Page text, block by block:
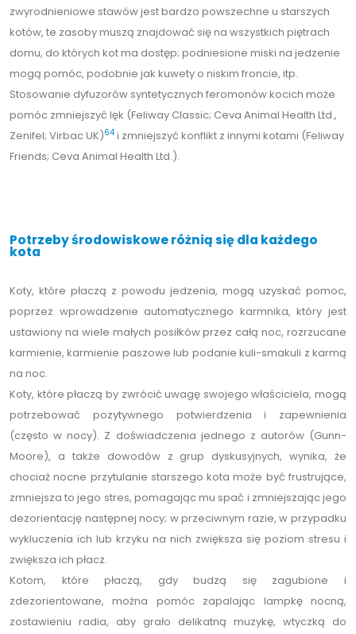
zwyrodnieniowe stawów jest bardzo powszechne u starszych
kotów, te zasoby muszą znajdować się na wszystkich piętrach
domu, do których kot ma dostęp; podniesione miski na jedzenie
mogą pomóc, podobnie jak kuwety o niskim froncie, itp.
Stosowanie dyfuzorów syntetycznych feromonów kocich może
pomóc zmniejszyć lęk (Feliway Classic; Ceva Animal Health Ltd.,
Zenifel; Virbac UK)64 i zmniejszyć konflikt z innymi kotami (Feliway
Friends; Ceva Animal Health Ltd.).
Potrzeby środowiskowe różnią się dla każdego
kota
Koty, które płaczą z powodu jedzenia, mogą uzyskać pomoc,
poprzez wprowadzenie automatycznego karmnika, który jest
ustawiony na wiele małych posiłków przez całą noc, rozrzucane
karmienie, karmienie paszowe lub podanie kuli-smakuli z karmą
na noc.
Koty, które płaczą by zwrócić uwagę swojego właściciela, mogą
potrzebować pozytywnego potwierdzenia i zapewnienia
(często w nocy). Z doświadczenia jednego z autorów (Gunn-
Moore), a także dowodów z grup dyskusyjnych, wynika, że
chociaż nocne przytulanie starszego kota może być frustrujące,
zmniejsza to jego stres, pomagając mu spać i zmniejszając jego
dezorientację następnej nocy; w przeciwnym razie, w przypadku
wykluczenia ich lub krzyku na nich zwiększa się poziom stresu i
zwiększa ich płacz.
Kotom, które płaczą, gdy budzą się zagubione i
zdezorientowane, można pomóc zapalając lampkę nocną,
zostawieniu radia, aby grało delikatną muzykę, wtyczką do